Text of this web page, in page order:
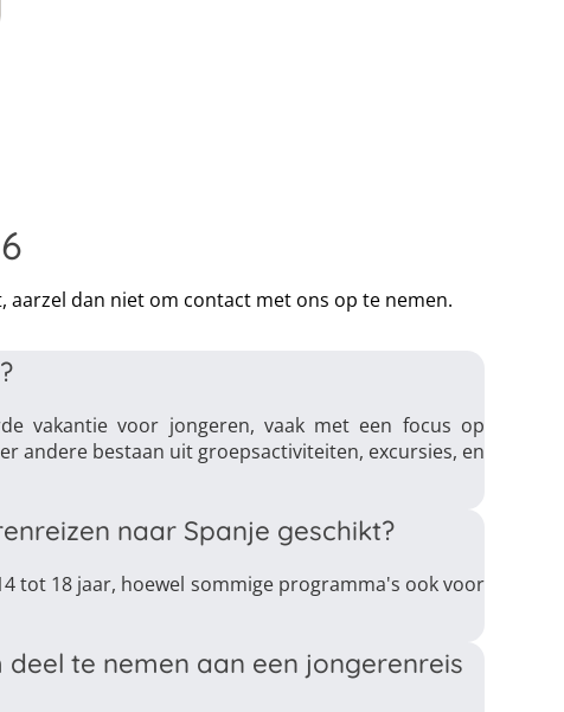
aarzel dan niet om contact met ons op te nemen.
vakantie voor jongeren, vaak met een focus op
andere bestaan uit groepsactiviteiten, excursies, en
naar Spanje geschikt?
tot 18 jaar, hoewel sommige programma's ook voor
te nemen aan een jongerenreis